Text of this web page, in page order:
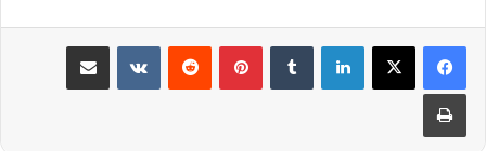
لینکدین ‫تامبلر ‫پین‌ترست‫رددیت ‫VKontakteاشتراک گذاری از طریق ایمیل
چاپ